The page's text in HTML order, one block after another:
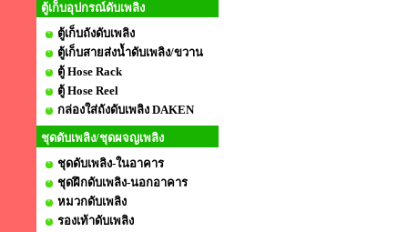
ตู้เก็บอุปกรณ์ดับเพลิง
ตู้เก็บถังดับเพลิง
ตู้เก็บสายส่งน้ำดับเพลิง/ขวาน
ตู้ Hose Rack
ตู้ Hose Reel
กล่องใส่ถังดับเพลิง DAKEN
ชุดดับเพลิง/ชุดผจญเพลิง
ชุดดับเพลิง-ในอาคาร
ชุดฝึกดับเพลิง-นอกอาคาร
หมวกดับเพลิง
รองเท้าดับเพลิง